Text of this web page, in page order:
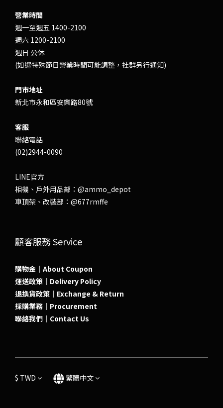
營業時間
週一至週五 1400-2100
週六 1200-2100
週日 公休
(如遇特殊節日營業時間可能調整，社群另行通知)
門市地址
新北市永和區安樂路80號
客服
聯絡電話
(02)2944-0090
LINE官方
相機、戶外用品部： @ammo_depot
車頂架、改裝部： @677rmffe
顧客服務 Service
購物金｜About Coupon
運送政策｜Delivery Policy
退換貨政策｜Exchange & Return
採購業務｜Procurement
聯絡我們｜Contact Us
$ TWD 繁體中文